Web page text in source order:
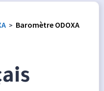
> Baromètre ODOXA